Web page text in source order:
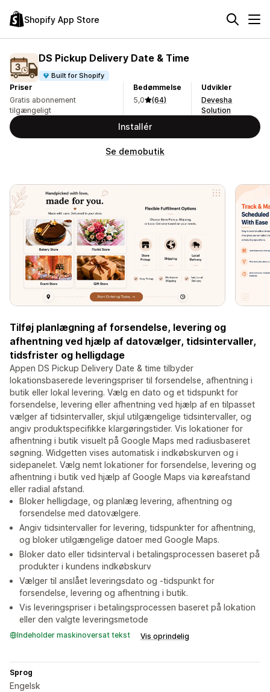
Shopify App Store
DS Pickup Delivery Date & Time
Built for Shopify
Priser
Gratis abonnement
tilgængeligt
Bedømmelse
5,0
(64)
Udvikler
Devesha
Solution
Installér
Se demobutik
Tilføj planlægning af forsendelse, levering og
afhentning ved hjælp af datovælger, tidsintervaller,
tidsfrister og helligdage
Appen DS Pickup Delivery Date & time tilbyder
lokationsbaserede leveringspriser til forsendelse, afhentning i
butik eller lokal levering. Vælg en dato og et tidspunkt for
forsendelse, levering eller afhentning ved hjælp af en tilpasset
vælger af tidsintervaller, skjul utilgængelige tidsintervaller, og
angiv produktspecifikke klargøringstider. Vis lokationer for
afhentning i butik visuelt på Google Maps med radiusbaseret
søgning. Widgetten vises automatisk i indkøbskurven og i
sidepanelet. Vælg nemt lokationer for forsendelse, levering og
afhentning i butik ved hjælp af Google Maps via køreafstand
eller radial afstand.
Bloker helligdage, og planlæg levering, afhentning og
forsendelse med datovælgere.
Angiv tidsintervaller for levering, tidspunkter for afhentning,
og bloker utilgængelige datoer med Google Maps.
Bloker dato eller tidsinterval i betalingsprocessen baseret på
produkter i kundens indkøbskurv
Vælger til anslået leveringsdato og -tidspunkt for
forsendelse, levering og afhentning i butik.
Vis leveringspriser i betalingsprocessen baseret på lokation
eller den valgte leveringsmetode
Indeholder maskinoversat tekst Vis oprindelig
Sprog
Engelsk